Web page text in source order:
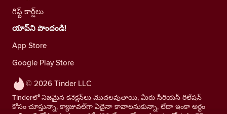
© 2026 Tinder LLC
Tinderలో నిజమైన కనెక్షన్‌లు మొదలవుతాయి, మీరు సీరియస్ రిలేషన్
కోసం చూస్తున్నా, క్యాజువల్‌గా ఏదైనా కావాలనుకున్నా, లేదా ఇంకా అర్థం
గిఫ్ట్ కార్డ్‌లు
యాప్‌ని పొందండి!
App Store
Google Play Store